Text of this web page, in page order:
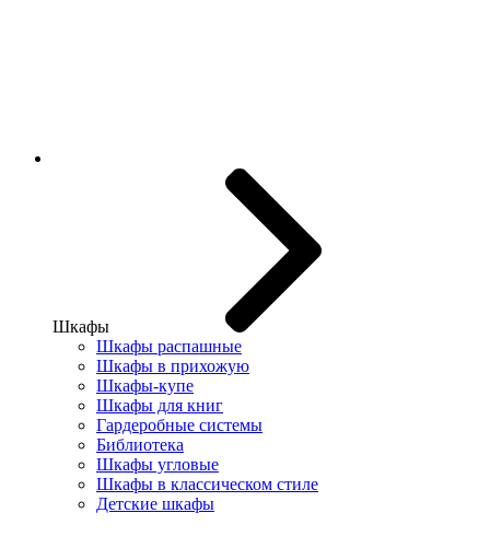
Шкафы
Шкафы распашные
Шкафы в прихожую
Шкафы-купе
Шкафы для книг
Гардеробные системы
Библиотека
Шкафы угловые
Шкафы в классическом стиле
Детские шкафы